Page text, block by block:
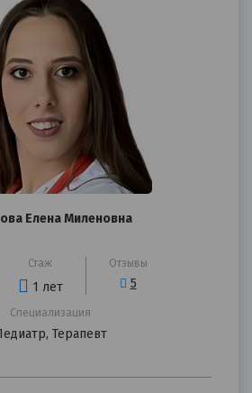
Елена Миленовна
Стаж
1 лет
Отзывы
5
Специализация
Терапевт
моих персональных данных